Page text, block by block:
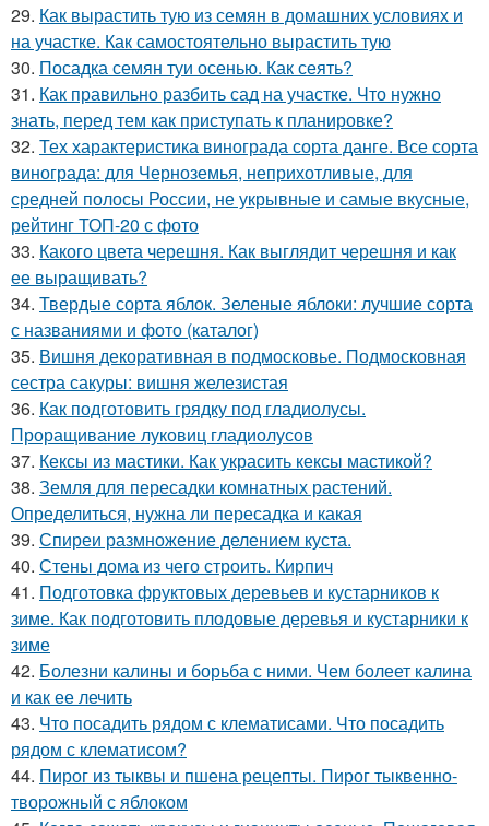
29. Как вырастить тую из семян в домашних условиях и
на участке. Как самостоятельно вырастить тую
30. Посадка семян туи осенью. Как сеять?
31. Как правильно разбить сад на участке. Что нужно
знать, перед тем как приступать к планировке?
32. Тех характеристика винограда сорта данге. Все сорта
винограда: для Черноземья, неприхотливые, для
средней полосы России, не укрывные и самые вкусные,
рейтинг ТОП-20 с фото
33. Какого цвета черешня. Как выглядит черешня и как
ее выращивать?
34. Твердые сорта яблок. Зеленые яблоки: лучшие сорта
с названиями и фото (каталог)
35. Вишня декоративная в подмосковье. Подмосковная
сестра сакуры: вишня железистая
36. Как подготовить грядку под гладиолусы.
Проращивание луковиц гладиолусов
37. Кексы из мастики. Как украсить кексы мастикой?
38. Земля для пересадки комнатных растений.
Определиться, нужна ли пересадка и какая
39. Спиреи размножение делением куста.
40. Стены дома из чего строить. Кирпич
41. Подготовка фруктовых деревьев и кустарников к
зиме. Как подготовить плодовые деревья и кустарники к
зиме
42. Болезни калины и борьба с ними. Чем болеет калина
и как ее лечить
43. Что посадить рядом с клематисами. Что посадить
рядом с клематисом?
44. Пирог из тыквы и пшена рецепты. Пирог тыквенно-
творожный с яблоком